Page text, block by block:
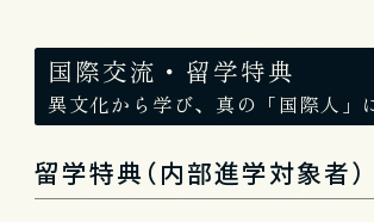
国際交流・留学特典
異文化から学び、真の「国際人」
留学特典（内部進学対象者）